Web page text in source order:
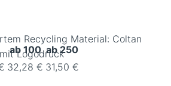
Recycling Material: Coltan
Logodruck
ab 100 ab 250
32,28 € 31,50 €